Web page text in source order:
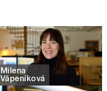
Milena
Vápeníková